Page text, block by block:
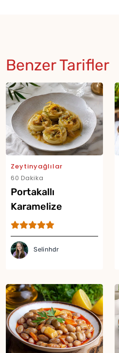
Benzer Tarifler
Zeytinyağlılar
60 Dakika
Portakallı
Karamelize
Soğanlı Enginar
Tarifi
Selinhdr